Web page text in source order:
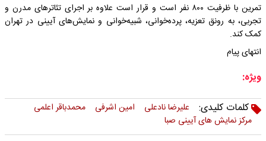
تمرین با ظرفیت ۸۰۰ نفر است و قرار است علاوه بر اجرای تئاتر‌های مدرن و
تجربی، به رونق تعزیه، پرده‌خوانی، شبیه‌خوانی و نمایش‌های آیینی در تهران
کمک کند.
انتهای پیام
ویژه:
کلمات کلیدی:
علیرضا نادعلی امین اشرفی
محمدباقر اعلمی
مرکز نمایش های آیینی صبا